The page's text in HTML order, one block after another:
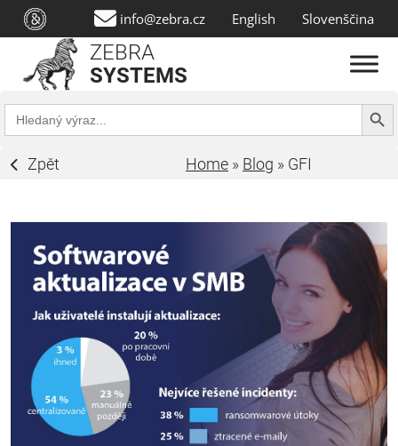
info@zebra.cz English Slovenščina
ZEBRA
SYSTEMS
Search
for:
Search
Zpět Home » Blog » GFI